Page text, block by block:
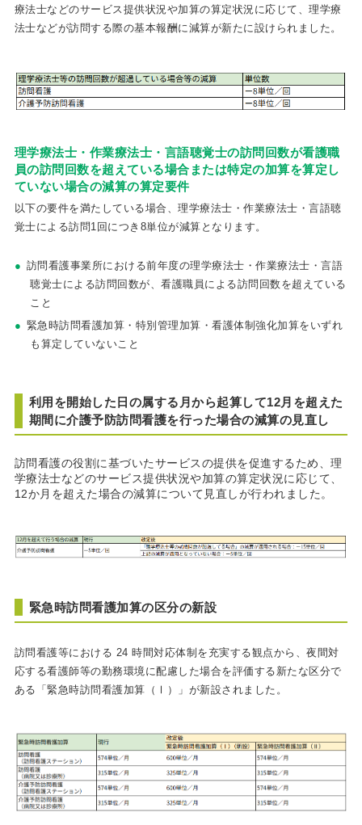
療法士などのサービス提供状況や加算の算定状況に応じて、理学療
法士などが訪問する際の基本報酬に減算が新たに設けられました。
理学療法士・作業療法士・言語聴覚士の訪問回数が看護職
員の訪問回数を超えている場合または特定の加算を算定し
ていない場合の減算の算定要件
以下の要件を満たしている場合、理学療法士・作業療法士・言語聴
覚士による訪問1回につき8単位が減算となります。
訪問看護事業所における前年度の理学療法士・作業療法士・言語
聴覚士による訪問回数が、看護職員による訪問回数を超えている
こと
緊急時訪問看護加算・特別管理加算・看護体制強化加算をいずれ
も算定していないこと
利用を開始した日の属する月から起算して12月を超えた
期間に介護予防訪問看護を行った場合の減算の見直し
訪問看護の役割に基づいたサービスの提供を促進するため、理
学療法士などのサービス提供状況や加算の算定状況に応じて、
12か月を超えた場合の減算について見直しが行われました。
緊急時訪問看護加算の区分の新設
訪問看護等における 24 時間対応体制を充実する観点から、夜間対
応する看護師等の勤務環境に配慮した場合を評価する新たな区分で
ある「緊急時訪問看護加算（Ⅰ）」が新設されました。